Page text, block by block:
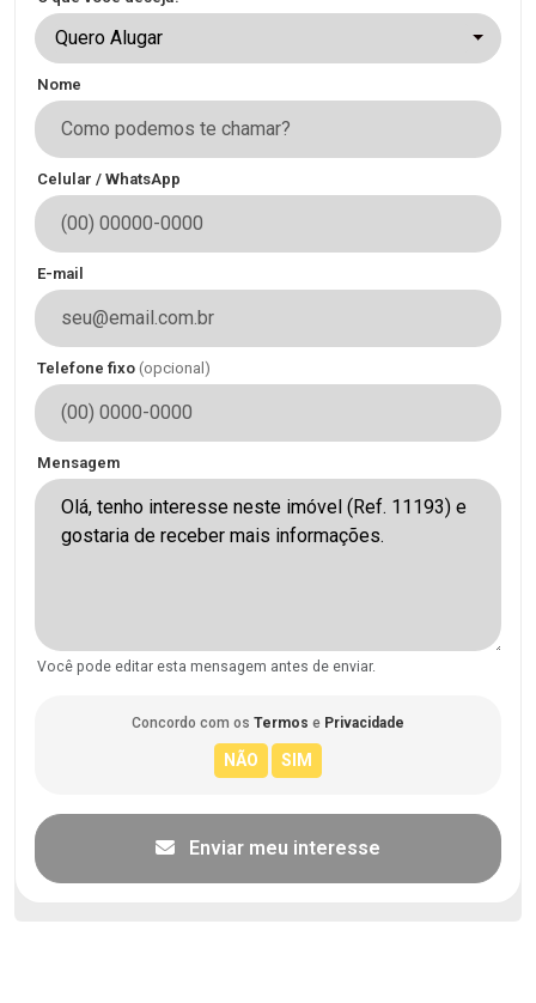
Quero Alugar
Nome
Celular / WhatsApp
E-mail
Telefone fixo (opcional)
Mensagem
Você pode editar esta mensagem antes de enviar.
Concordo com os Termos e Privacidade
Enviar meu interesse